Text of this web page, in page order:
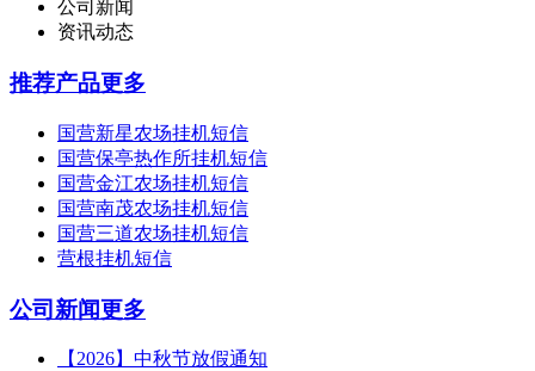
公司新闻
资讯动态
推荐产品更多
国营新星农场挂机短信
国营保亭热作所挂机短信
国营金江农场挂机短信
国营南茂农场挂机短信
国营三道农场挂机短信
营根挂机短信
公司新闻更多
【2026】中秋节放假通知